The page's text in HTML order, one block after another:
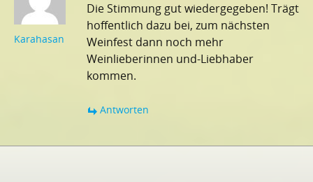
Karahasan
Die Stimmung gut wiedergegeben! Trägt
hoffentlich dazu bei, zum nächsten
Weinfest dann noch mehr
Weinlieberinnen und-Liebhaber
kommen.
Antworten